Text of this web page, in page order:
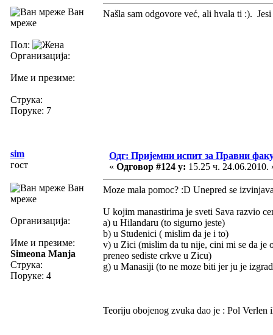
Ван
мреже
Пол:
Организација:
Име и презиме:
Струка:
Поруке: 7
Našla sam odgovore već, ali hvala ti :).
sim
гост
Ван
мреже
Организација:
Име и презиме:
Simeona Manja
Струка:
Поруке: 4
Одг: Пријемни испит за Правни
« Одговор #124 у: 15.25 ч. 24.06.2010.
Moze mala pomoc? :D Unepred se
U kojim manastirima je sveti Sava razvio
a) u Hilandaru (to sigurno jeste)
b) u Studenici ( mislim da je i to)
v) u Zici (mislim da tu nije, cini mi se da je
preneo sediste crkve u Zicu)
g) u Manasiji (to ne moze biti jer ju je
Teoriju obojenog zvuka dao je : Pol Verlen